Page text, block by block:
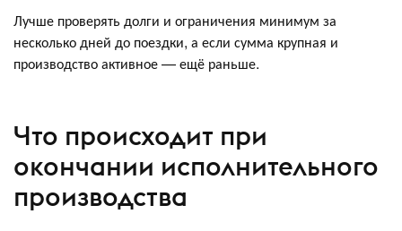
Лучше проверять долги и ограничения минимум за
несколько дней до поездки, а если сумма крупная и
производство активное — ещё раньше.
Что происходит при
окончании исполнительного
производства